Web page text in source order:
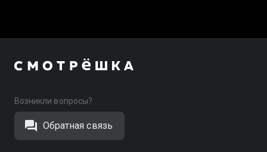
Возникли вопросы?
Обратная связь